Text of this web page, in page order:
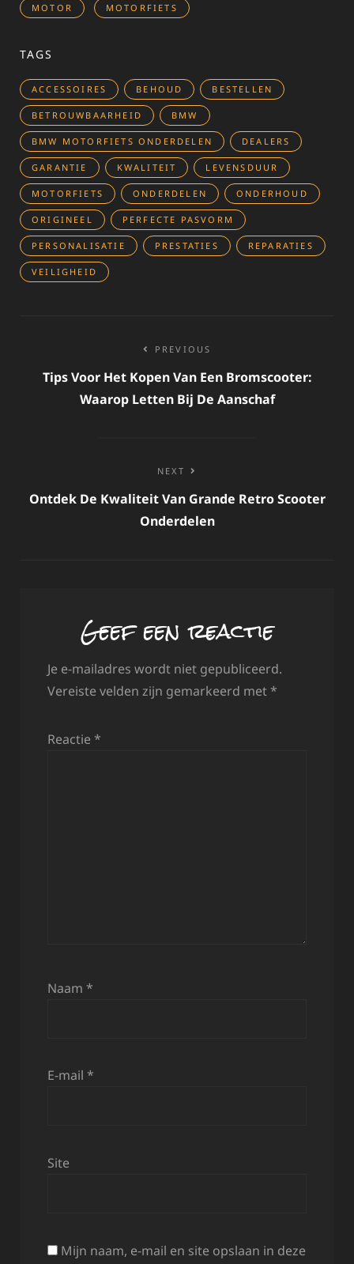
MOTOR MOTORFIETS
TAGS
ACCESSOIRES BEHOUD BESTELLEN
BETROUWBAARHEID BMW
BMW MOTORFIETS ONDERDELEN DEALERS
GARANTIE KWALITEIT LEVENSDUUR
MOTORFIETS ONDERDELEN ONDERHOUD
ORIGINEEL PERFECTE PASVORM
PERSONALISATIE PRESTATIES REPARATIES
VEILIGHEID
navigatie
PREVIOUS
Tips Voor Het Kopen Van Een Bromscooter:
Waarop Letten Bij De Aanschaf
NEXT
Ontdek De Kwaliteit Van Grande Retro Scooter
Onderdelen
Geef een reactie
Je e-mailadres wordt niet gepubliceerd.
Vereiste velden zijn gemarkeerd met *
Reactie *
Naam *
E-mail *
Site
Mijn naam, e-mail en site opslaan in deze